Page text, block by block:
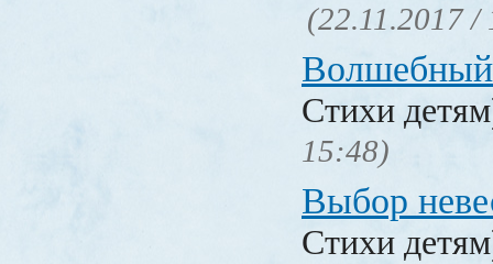
(22.11.2017 /
Стихи
15:48)
Выбор
Стихи